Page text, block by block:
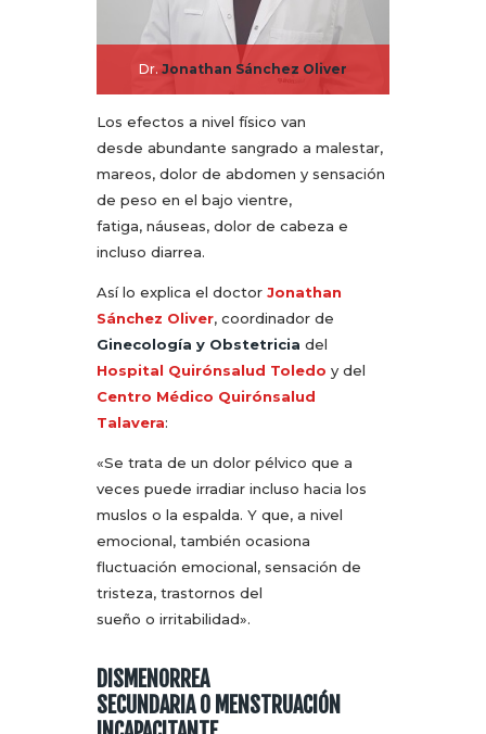
Dr. Jonathan Sánchez Oliver
Los efectos a nivel físico van
desde abundante sangrado a malestar,
mareos, dolor de abdomen y sensación
de peso en el bajo vientre,
fatiga, náuseas, dolor de cabeza e
incluso diarrea.
Así lo explica el doctor Jonathan
Sánchez Oliver, coordinador de
Ginecología y Obstetricia del
Hospital Quirónsalud Toledo y del
Centro Médico Quirónsalud
Talavera:
«Se trata de un dolor pélvico que a
veces puede irradiar incluso hacia los
muslos o la espalda. Y que, a nivel
emocional, también ocasiona
fluctuación emocional, sensación de
tristeza, trastornos del
sueño o irritabilidad».
DISMENORREA
SECUNDARIA O MENSTRUACIÓN